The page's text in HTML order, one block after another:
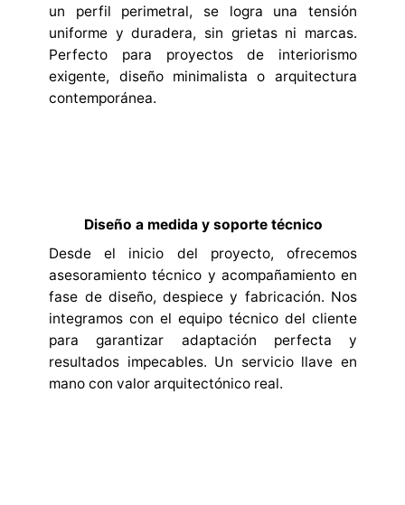
un perfil perimetral, se logra una tensión
uniforme y duradera, sin grietas ni marcas.
Perfecto para proyectos de interiorismo
exigente, diseño minimalista o arquitectura
contemporánea.
Diseño a medida y soporte técnico
Desde el inicio del proyecto, ofrecemos
asesoramiento técnico y acompañamiento en
fase de diseño, despiece y fabricación. Nos
integramos con el equipo técnico del cliente
para garantizar adaptación perfecta y
resultados impecables. Un servicio llave en
mano con valor arquitectónico real.